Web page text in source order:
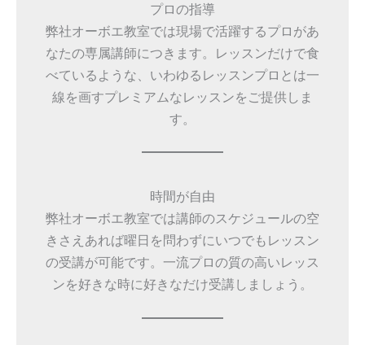
プロの指導
弊社オーボエ教室では現場で活躍するプロがあ
なたの専属講師につきます。レッスンだけで食
べているような、いわゆるレッスンプロとは一
線を画すプレミアムなレッスンをご提供しま
す。
時間が自由
弊社オーボエ教室では講師のスケジュールの空
きさえあれば曜日を問わずにいつでもレッスン
の受講が可能です。一流プロの質の高いレッス
ンを好きな時に好きなだけ受講しましょう。